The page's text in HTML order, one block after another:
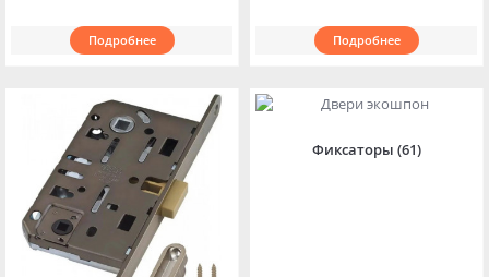
Подробнее Подробнее
Фиксаторы (61)